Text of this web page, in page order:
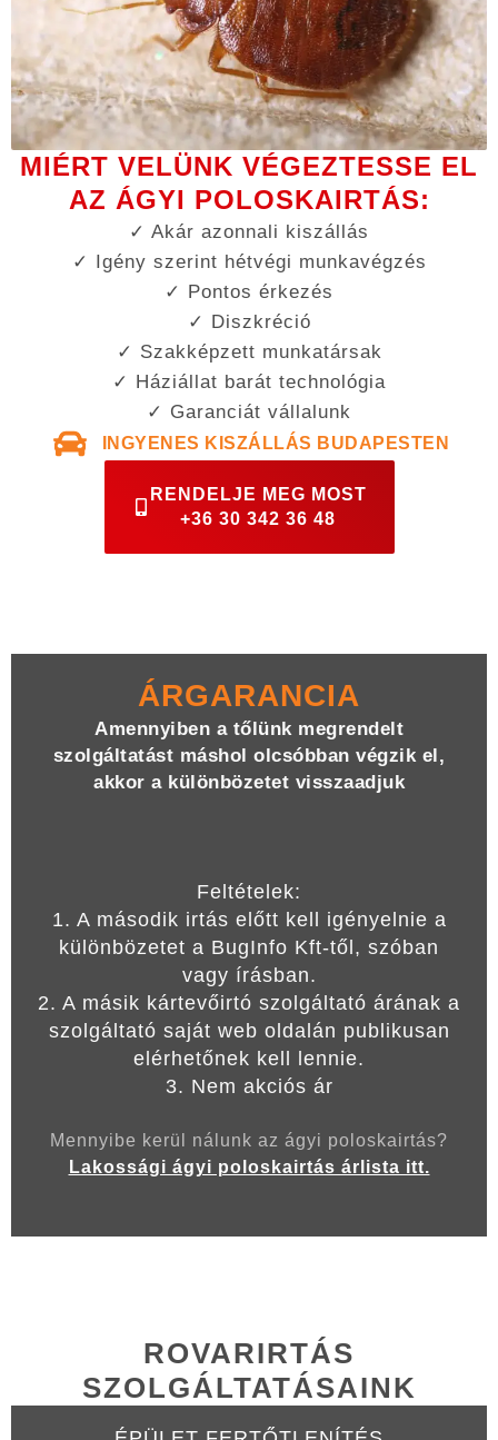
MIÉRT VELÜNK VÉGEZTESSE EL
AZ ÁGYI POLOSKAIRTÁS:
✓ Akár azonnali kiszállás
✓ Igény szerint hétvégi munkavégzés
✓ Pontos érkezés
✓ Diszkréció
✓ Szakképzett munkatársak
✓ Háziállat barát technológia
✓ Garanciát vállalunk
INGYENES KISZÁLLÁS BUDAPESTEN
RENDELJE MEG MOST
+36 30 342 36 48
ÁRGARANCIA
Amennyiben a tőlünk megrendelt
szolgáltatást máshol olcsóbban végzik el,
akkor a különbözetet visszaadjuk
Feltételek:
1. A második irtás előtt kell igényelnie a
különbözetet a BugInfo Kft-től, szóban
vagy írásban.
2. A másik kártevőirtó szolgáltató árának a
szolgáltató saját web oldalán publikusan
elérhetőnek kell lennie.
3. Nem akciós ár
Mennyibe kerül nálunk az ágyi poloskairtás?
Lakossági ágyi poloskairtás árlista itt.
ROVARIRTÁS
SZOLGÁLTATÁSAINK